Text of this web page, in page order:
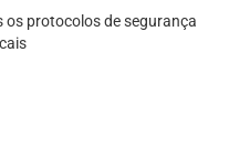
protocolos de segurança